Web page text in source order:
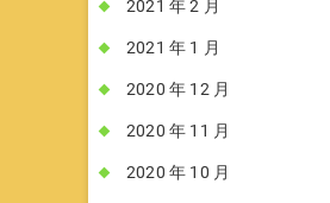
2021 年 2 月
2021 年 1 月
2020 年 12 月
2020 年 11 月
2020 年 10 月